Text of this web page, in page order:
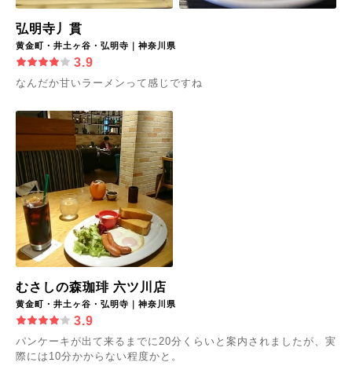
弘明寺丿貫
黄金町・井土ヶ谷・弘明寺｜神奈川県
3.9
なんだか甘いラーメンって感じですね
むさしの森珈琲 六ツ川店
黄金町・井土ヶ谷・弘明寺｜神奈川県
3.9
パンケーキが出て来るまでに20分くらいと案内されましたが、実
際には10分かからない程度かと。